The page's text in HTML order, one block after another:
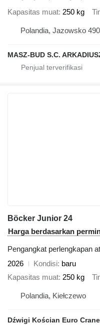
Kapasitas muat 250 kg
Polandia, Jazowsko 490
MASZ-BUD S.C.
Böcker Junior 24
Harga berdasarkan
Pengangkat perlengkapan
2026
Kondisi baru
Kapasitas muat 250 kg
Polandia, Kiełczewo
Dźwigi Kościan Euro